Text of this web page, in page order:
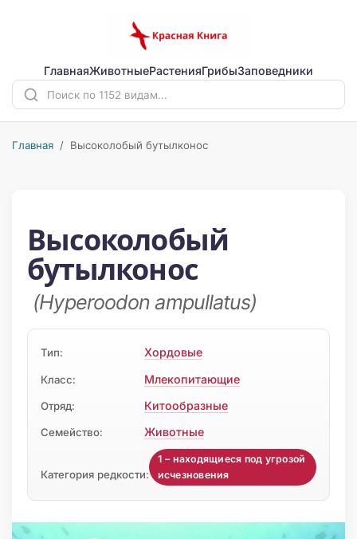
ГлавнаяЖивотныеРастенияГрибыЗаповедники
Главная / Высоколобый бутылконос
Высоколобый
бутылконос
(Hyperoodon ampullatus)
Тип: Хордовые
Класс: Млекопитающие
Отряд: Китообразные
Семейство: Животные
Категория редкости:
1 – находящиеся под угрозой
исчезновения